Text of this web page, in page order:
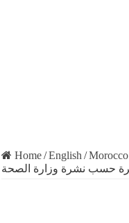
Home/English /Morocco